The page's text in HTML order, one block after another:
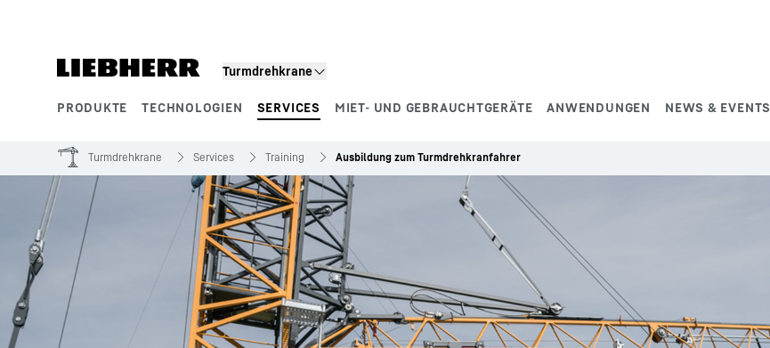
Turmdrehkrane
PRODUKTE TECHNOLOGIEN SERVICES MIET- UND GEBRAUCHTGERÄTE ANWENDUNGEN NEWS & EVENTS
Turmdrehkrane Services Training Ausbildung zum Turmdrehkranfahrer